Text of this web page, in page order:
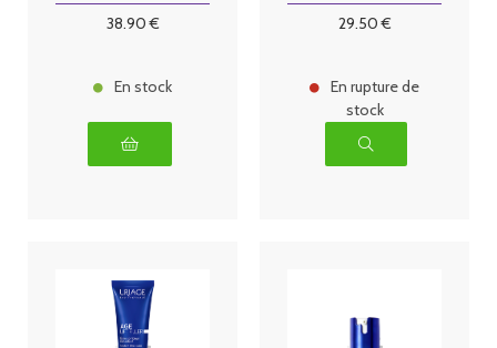
38.90€
En stock
29.50€
En rupture de
stock